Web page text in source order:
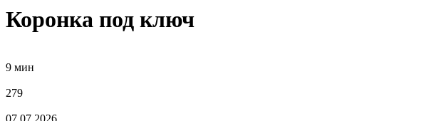
Коронка под ключ
9 мин
279
07.07.2026